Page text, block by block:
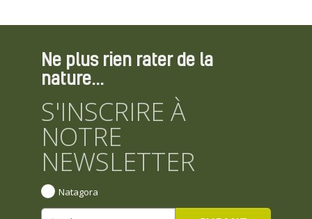
Ne plus rien rater de la
nature...
S'INSCRIRE À
NOTRE
NEWSLETTER
Natagora